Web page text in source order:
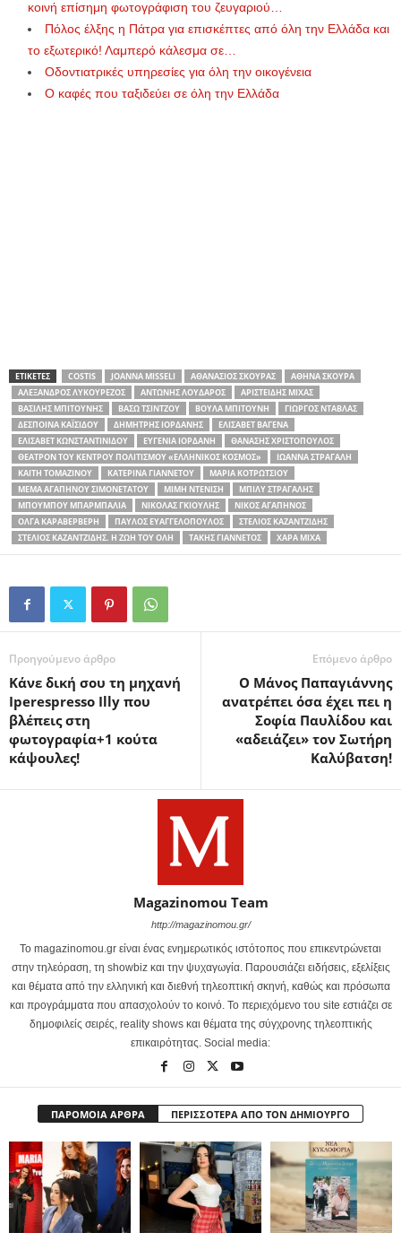
κοινή επίσημη φωτογράφιση του ζευγαριού…
Πόλος έλξης η Πάτρα για επισκέπτες από όλη την Ελλάδα και
το εξωτερικό! Λαμπερό κάλεσμα σε…
Οδοντιατρικές υπηρεσίες για όλη την οικογένεια
Ο καφές που ταξιδεύει σε όλη την Ελλάδα
ΕΤΙΚΕΤΕΣ COSTIS JOANNA MISSELI ΑΘΑΝΆΣΙΟΣ ΣΚΟΎΡΑΣ
ΑΘΗΝΆ ΣΚΟΎΡΑ
ΑΛΈΞΑΝΔΡΟΣ ΛΥΚΟΥΡΈΖΟΣ
ΑΝΤΏΝΗΣ ΛΟΥΔΆΡΟΣ
ΑΡΙΣΤΕΊΔΗΣ ΜΊΧΑΣ
ΒΑΣΊΛΗΣ ΜΠΙΤΟΎΝΗΣ
ΒΆΣΩ ΤΣΊΝΤΖΟΥ ΒΟΎΛΑ ΜΠΙΤΟΎΝΗ
ΓΙΏΡΓΟΣ ΝΤΆΒΛΑΣ
ΔΈΣΠΟΙΝΑ ΚΑΪΣΊΔΟΥ
ΔΗΜΉΤΡΗΣ ΙΟΡΔΆΝΗΣ
ΕΛΙΣΆΒΕΤ ΒΑΓΕΝΆ
ΕΛΙΣΆΒΕΤ ΚΩΝΣΤΑΝΤΙΝΊΔΟΥ
ΕΥΓΕΝΊΑ ΙΟΡΔΆΝΗ
ΘΑΝΆΣΗΣ ΧΡΙΣΤΌΠΟΥΛΟΣ
ΘΕΑΤΡΟΝ ΤΟΥ ΚΈΝΤΡΟΥ ΠΟΛΙΤΙΣΜΟΎ «ΕΛΛΗΝΙΚΌΣ ΚΌΣΜΟΣ»
ΙΩΆΝΝΑ ΣΤΡΑΓΆΛΗ
ΚΑΊΤΗ ΤΟΜΑΖΊΝΟΥ
ΚΑΤΕΡΊΝΑ ΓΙΑΝΝΈΤΟΥ
ΜΑΡΊΑ ΚΟΤΡΏΤΣΙΟΥ
ΜΈΜΑ ΑΓΑΠΗΝΟΎ ΣΙΜΟΝΕΤΆΤΟΥ
ΜΙΜΉ ΝΤΕΝΊΣΗ
ΜΠΊΛΥ ΣΤΡΑΓΆΛΗΣ
ΜΠΟΥΜΠΟΎ ΜΠΑΡΜΠΑΛΙΆ
ΝΙΚΌΛΑΣ ΓΚΙΟΎΛΗΣ
ΝΊΚΟΣ ΑΓΑΠΗΝΌΣ
ΌΛΓΑ ΚΑΡΑΒΕΡΒΈΡΗ
ΠΑΎΛΟΣ ΕΥΑΓΓΕΛΌΠΟΥΛΟΣ
ΣΤΈΛΙΟΣ ΚΑΖΑΝΤΖΊΔΗΣ
ΣΤΈΛΙΟΣ ΚΑΖΑΝΤΖΊΔΗΣ. Η ΖΩΉ ΤΟΥ ΌΛΗ
ΤΆΚΗΣ ΓΙΑΝΝΈΤΟΣ ΧΑΡΆ ΜΊΧΑ
Προηγούμενο άρθρο
Κάνε δική σου τη μηχανή
Iperespresso Illy που
βλέπεις στη
φωτογραφία+1 κούτα
κάψουλες!
Επόμενο άρθρο
Ο Μάνος Παπαγιάννης
ανατρέπει όσα έχει πει η
Σοφία Παυλίδου και
«αδειάζει» τον Σωτήρη
Καλύβατση!
Magazinomou Team
http://magazinomou.gr/
Το magazinomou.gr είναι ένας ενημερωτικός ιστότοπος που επικεντρώνεται
στην τηλεόραση, τη showbiz και την ψυχαγωγία. Παρουσιάζει ειδήσεις, εξελίξεις
και θέματα από την ελληνική και διεθνή τηλεοπτική σκηνή, καθώς και πρόσωπα
και προγράμματα που απασχολούν το κοινό. Το περιεχόμενο του site εστιάζει σε
δημοφιλείς σειρές, reality shows και θέματα της σύγχρονης τηλεοπτικής
επικαιρότητας. Social media:
ΠΑΡΟΜΟΙΑ ΑΡΘΡΑ ΠΕΡΙΣΣΟΤΕΡΑ ΑΠΟ ΤΟΝ ΔΗΜΙΟΥΡΓΟ